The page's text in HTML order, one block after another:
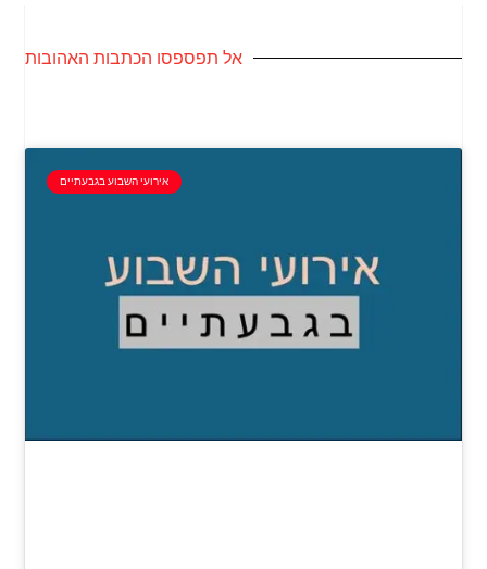
אל תפספסו הכתבות האהובות
אירועי השבוע בגבעתיים